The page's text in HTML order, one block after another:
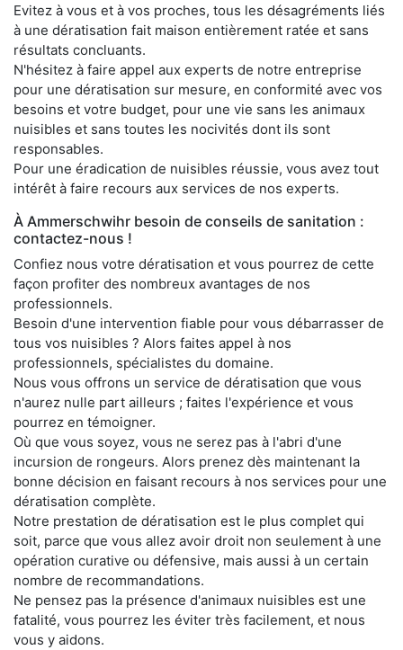
Evitez à vous et à vos proches, tous les désagréments liés
à une dératisation fait maison entièrement ratée et sans
résultats concluants.
N'hésitez à faire appel aux experts de notre entreprise
pour une dératisation sur mesure, en conformité avec vos
besoins et votre budget, pour une vie sans les animaux
nuisibles et sans toutes les nocivités dont ils sont
responsables.
Pour une éradication de nuisibles réussie, vous avez tout
intérêt à faire recours aux services de nos experts.
À Ammerschwihr besoin de conseils de sanitation :
contactez-nous !
Confiez nous votre dératisation et vous pourrez de cette
façon profiter des nombreux avantages de nos
professionnels.
Besoin d'une intervention fiable pour vous débarrasser de
tous vos nuisibles ? Alors faites appel à nos
professionnels, spécialistes du domaine.
Nous vous offrons un service de dératisation que vous
n'aurez nulle part ailleurs ; faites l'expérience et vous
pourrez en témoigner.
Où que vous soyez, vous ne serez pas à l'abri d'une
incursion de rongeurs. Alors prenez dès maintenant la
bonne décision en faisant recours à nos services pour une
dératisation complète.
Notre prestation de dératisation est le plus complet qui
soit, parce que vous allez avoir droit non seulement à une
opération curative ou défensive, mais aussi à un certain
nombre de recommandations.
Ne pensez pas la présence d'animaux nuisibles est une
fatalité, vous pourrez les éviter très facilement, et nous
vous y aidons.